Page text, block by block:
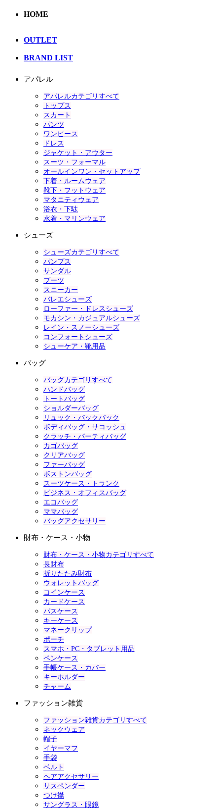
HOME
OUTLET
BRAND LIST
アパレル
アパレルカテゴリすべて
トップス
スカート
パンツ
ワンピース
ドレス
ジャケット・アウター
スーツ・フォーマル
オールインワン・セットアップ
下着・ルームウェア
靴下・フットウェア
マタニティウェア
浴衣・下駄
水着・マリンウェア
シューズ
シューズカテゴリすべて
パンプス
サンダル
ブーツ
スニーカー
バレエシューズ
ローファー・ドレスシューズ
モカシン・カジュアルシューズ
レイン・スノーシューズ
コンフォートシューズ
シューケア・靴用品
バッグ
バッグカテゴリすべて
ハンドバッグ
トートバッグ
ショルダーバッグ
リュック・バックパック
ボディバッグ・サコッシュ
クラッチ・パーティバッグ
カゴバッグ
クリアバッグ
ファーバッグ
ボストンバッグ
スーツケース・トランク
ビジネス・オフィスバッグ
エコバッグ
ママバッグ
バッグアクセサリー
財布・ケース・小物
財布・ケース・小物カテゴリすべて
長財布
折りたたみ財布
ウォレットバッグ
コインケース
カードケース
パスケース
キーケース
マネークリップ
ポーチ
スマホ・PC・タブレット用品
ペンケース
手帳ケース・カバー
キーホルダー
チャーム
ファッション雑貨
ファッション雑貨カテゴリすべて
ネックウェア
帽子
イヤーマフ
手袋
ベルト
ヘアアクセサリー
サスペンダー
つけ襟
サングラス・眼鏡